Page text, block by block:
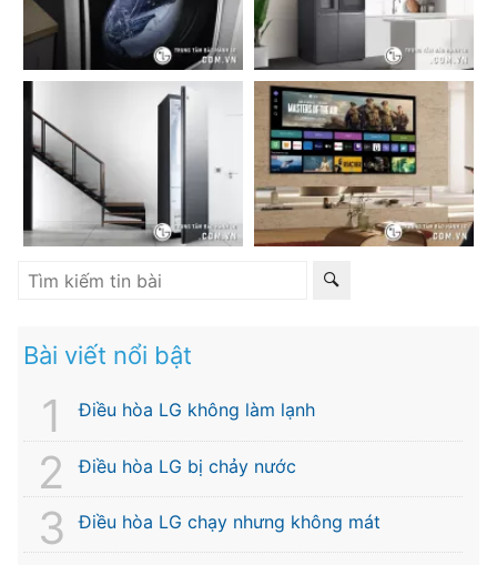
Bài viết nổi bật
Điều hòa LG không làm lạnh
Điều hòa LG bị chảy nước
Điều hòa LG chạy nhưng không mát